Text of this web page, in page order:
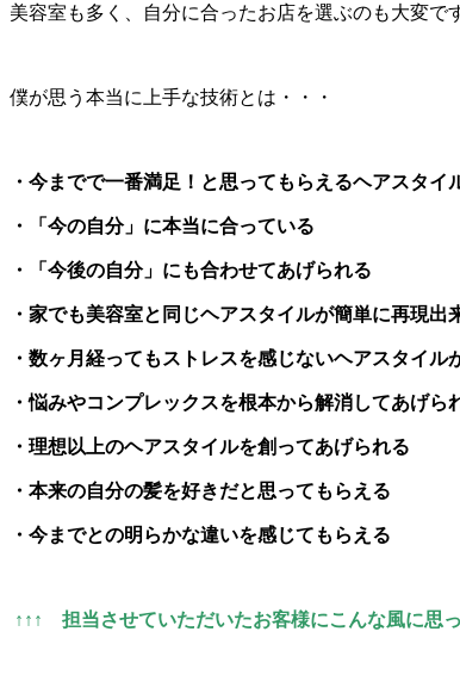
美容室も多く、自分に合ったお店を選ぶのも大変
僕が思う本当に上手な技術とは・・・
・今までで一番満足！と思ってもらえるヘアスタイ
・「今の自分」に本当に合っている
・「今後の自分」にも合わせてあげられる
・家でも美容室と同じヘアスタイルが簡単に再現出
・数ヶ月経ってもストレスを感じないヘアスタイル
・悩みやコンプレックスを根本から解消してあげら
・理想以上のヘアスタイルを創ってあげられる
・本来の自分の髪を好きだと思ってもらえる
・今までとの明らかな違いを感じてもらえる
↑↑↑ 担当させていただいたお客様にこんな風に思